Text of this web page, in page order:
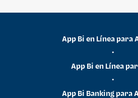
App Bi en Línea para
•
App Bi en Línea
•
App Bi Banking para